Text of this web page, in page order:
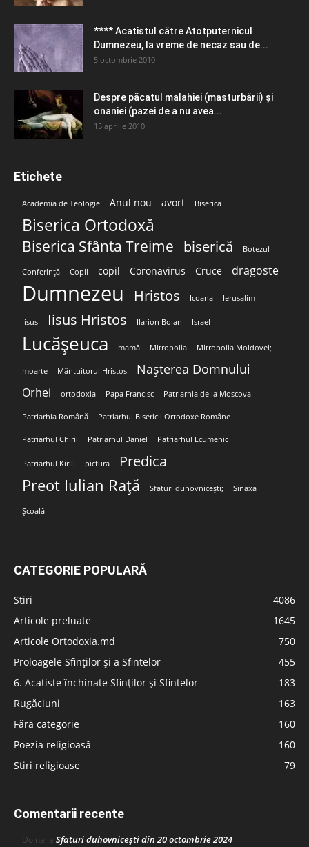
**** Acatistul către Atotputernicul
Dumnezeu, la vreme de necaz sau de...
5 octombrie 2010
Despre păcatul malahiei (masturbării) şi
onaniei (pazei de a nu avea...
15 aprilie 2010
Etichete
Academia de Teologie Anul nou avort Biserica
Biserica Ortodoxă
Biserica Sfânta Treime biserică Botezul
Conferință Copii copil Coronavirus Cruce dragoste
Dumnezeu Hristos Icoana Ierusalim
Iisus Iisus Hristos Ilarion Boian Israel
Lucășeuca mamă Mitropolia Mitropolia Moldovei;
moarte Mântuitorul Hristos Nașterea Domnului
Orhei ortodoxia Papa Francisc Patriarhia de la Moscova
Patriarhia Română Patriarhul Bisericii Ortodoxe Române
Patriarhul Chiril Patriarhul Daniel Patriarhul Ecumenic
Patriarhul Kirill pictura Predica
Preot Iulian Rață Sfaturi duhovnicești; Sinaxa
Școală
CATEGORIE POPULARĂ
Stiri
4086
Articole preluate
1645
Articole Ortodoxia.md
750
Proloagele Sfinților și a Sfintelor
455
6. Acatiste închinate Sfinților și Sfintelor
183
Rugăciuni
163
Fără categorie
160
Poezia religioasă
160
Stiri religioase
79
Comentarii recente
Doina la Sfaturi duhovnicești din 20 octombrie 2024